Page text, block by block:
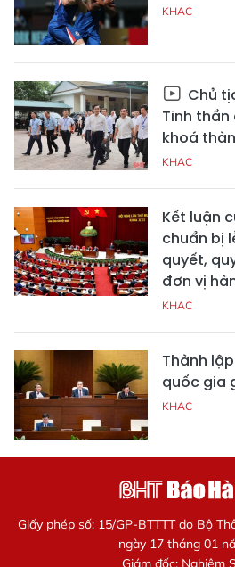
KHAC
Chủ
Tinh
khoá
KHAC
Kết luận
chuẩn bị
quyết,
đơn vị
KHAC
Thành
quốc gia
KHAC
Giấy phép số: 15/GP-BTTTT do Bộ
ngày 17 tháng 01
Giám đốc: Nghiêm